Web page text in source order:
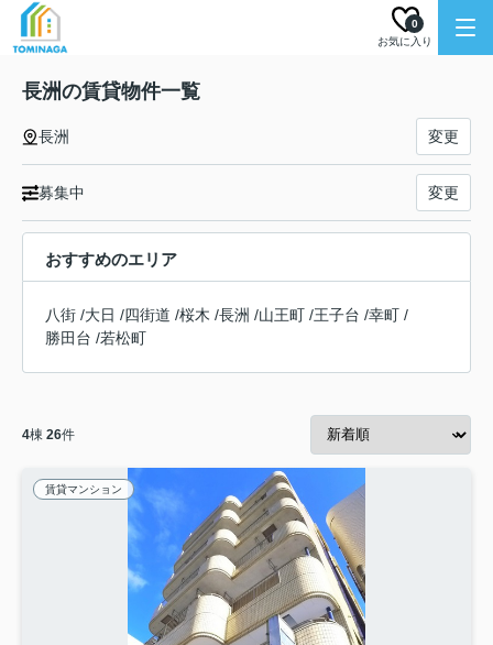
お気に入り
0
長洲の賃貸物件一覧
長洲 変更
募集中 変更
おすすめのエリア
八街 /大日 /四街道 /桜木 /長洲 /山王町 /王子台 /幸町 /
勝田台 /若松町
4棟 26件
賃貸マンション